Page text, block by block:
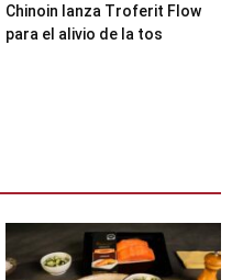
Chinoin lanza Troferit Flow
para el alivio de la tos